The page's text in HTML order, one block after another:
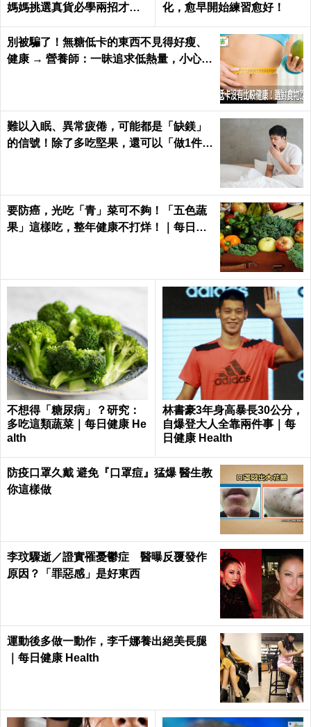
媽媽挑選真貨必學兩招才吃
化，愈早開始練習愈好！
別被騙了！無糖低卡的東西不見得好瘦、
健康 → 營養師：一昧追求低熱量，小心猝
難以入眠、異常疲倦，可能都是「缺鎂」
的信號！除了多吃堅果，還可以「做1件
要防癌，光吃「青」菜可不夠！「五色蔬
果」這樣吃，整年健康不打烊！｜每日健
不想得「糖尿病」？研究：
多吃這類蔬菜｜每日健康 He
alth
林書豪3年身高暴長30公分，
自爆登大人全靠兩件事｜每
日健康 Health
防疫口罩久戴 避免『口罩痘』猛爆 醫生教
你這樣做
李玟驟逝／證實罹憂鬱症 醫曝反覆發作
原因？「罪惡感」是好東西
運動後多做一動作，李千娜養出絕美長腿
｜每日健康 Health